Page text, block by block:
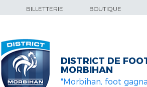
BILLETTERIE BOUTIQUE
DISTRICT DE
MORBIHAN
"Morbihan, foot